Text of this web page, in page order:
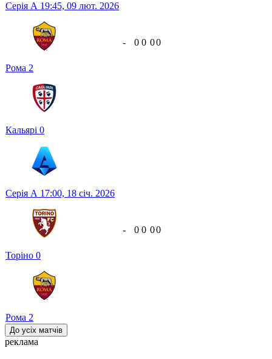
Серія А 19:45, 09 лют. 2026
Рома 2
Кальярі 0
- 0 0 00
Серія А 17:00, 18 січ. 2026
Торіно 0
Рома 2
- 0 0 00
До усіх матчів
реклама